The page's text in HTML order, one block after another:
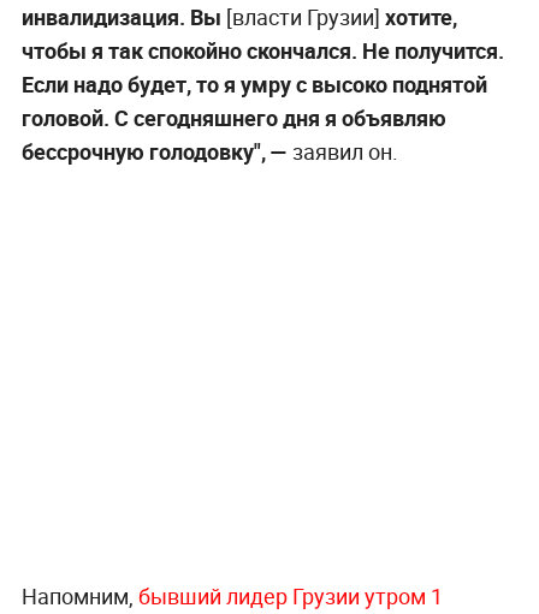
инвалидизация. Вы [власти Грузии] хотите,
чтобы я так спокойно скончался. Не получится.
Если надо будет, то я умру с высоко поднятой
головой. С сегодняшнего дня я объявляю
бессрочную голодовку", — заявил он.
Напомним, бывший лидер Грузии утром 1